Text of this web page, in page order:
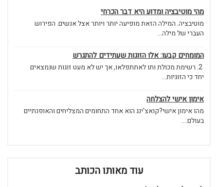
מהי מוטיבציה ומדוע היא דבר הכרחי
מוטיבציה. המילה הזאת מופיעה יותר ויותר אצל אנשים. הפירוש
העברי של מילה...
המומחים קבעו: אלו הזוגות שעתידים להתגרש
2. רשימת מכולת ותו לאתתפלאו, אך יש לא מעט זוגות שנמצאים
יחד כי הזוגיות...
אימון אישי להצלחה
מהו אימון אישי?קואצ'ינג הוא אחד התחומים המצליחים והאופנתיים
בעולם....
עוד מאותו הכותב